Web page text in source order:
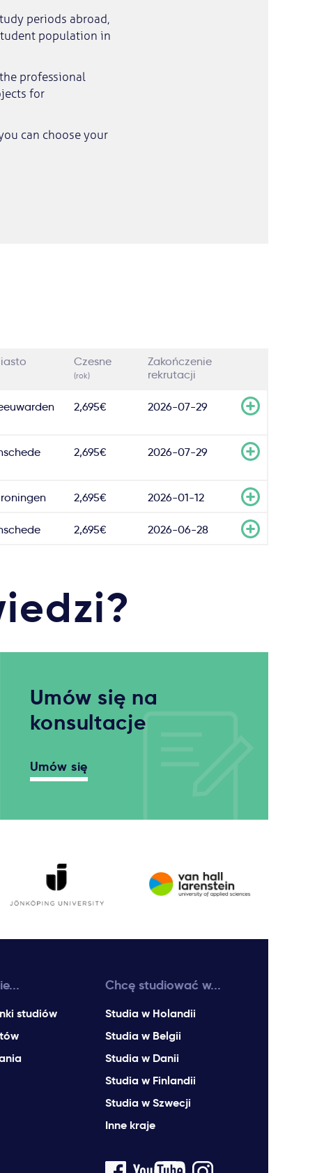
periods abroad,
population in
professional
for
can choose your
Czesne
(rok)
Zakończenie
rekrutacji
2,695€ 2026-07-29
2,695€ 2026-07-29
2,695€ 2026-01-12
2,695€ 2026-06-28
Umów się na
konsultacje
Umów się
studiów
Chcę studiować w...
Studia w Holandii
Studia w Belgii
Studia w Danii
Studia w Finlandii
Studia w Szwecji
Inne kraje